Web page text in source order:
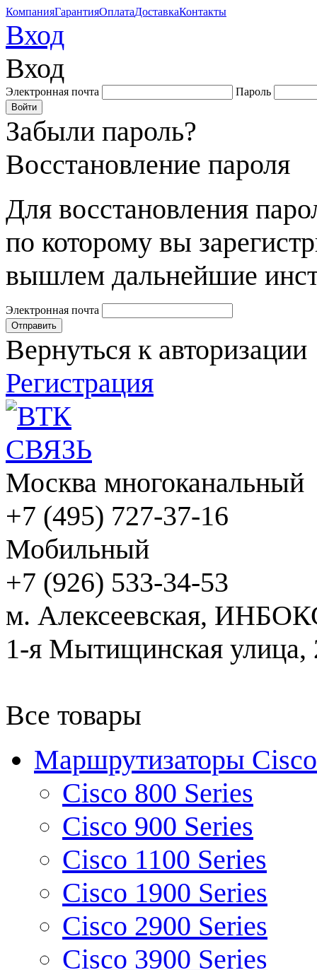
КомпанияГарантияОплатаДоставкаКонтакты
Вход
Вход
Электронная почта Пароль
Забыли пароль?
Восстановление пароля
Для восстановления
по которому вы
вышлем дальнейшие
Электронная почта
Вернуться к авторизации
Регистрация
Москва многоканальный
+7 (495) 727-37-16
Мобильный
+7 (926) 533-34-53
м. Алексеевская,
1-я Мытищинская улица,
Все товары
Маршрутизаторы Cisco
Cisco 800 Series
Cisco 900 Series
Cisco 1100 Series
Cisco 1900 Series
Cisco 2900 Series
Cisco 3900 Series